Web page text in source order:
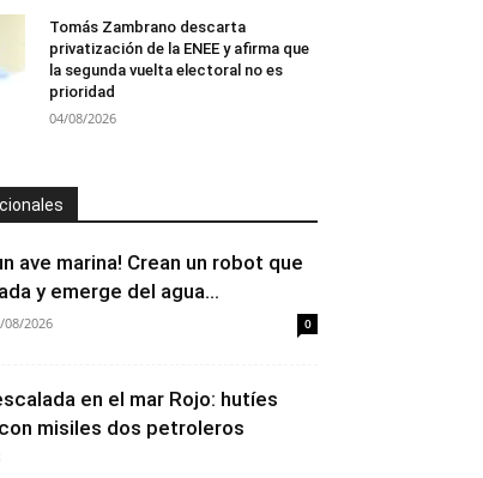
Tomás Zambrano descarta
privatización de la ENEE y afirma que
la segunda vuelta electoral no es
prioridad
04/08/2026
ave marina! Crean un robot que
y emerge del agua...
08/2026 0
en el mar Rojo: hutíes
misiles dos petroleros